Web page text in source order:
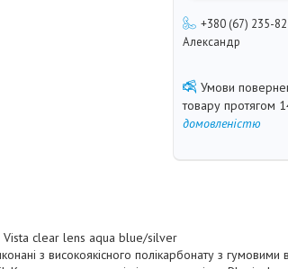
+380 (67) 235-
Александр
товару протягом
домовленістю
Vista clear lens aqua blue/silver
з високоякісного полікарбонату з гумовими